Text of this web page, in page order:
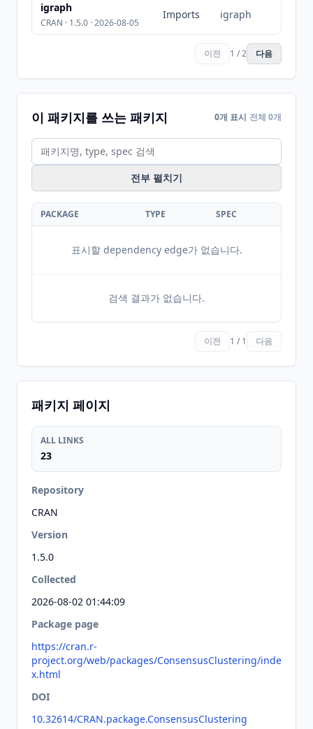
igraph
CRAN · 1.5.0 · 2026-08-05
Imports igraph
이전 1 / 2 다음
이 패키지를 쓰는 패키지 0개 표시 전체 0개
전부 펼치기
PACKAGE TYPE SPEC
표시할 dependency edge가 없습니다.
검색 결과가 없습니다.
이전 1 / 1 다음
패키지 페이지
ALL LINKS
23
Repository
CRAN
Version
1.5.0
Collected
2026-08-02 01:44:09
Package page
https://cran.r-
project.org/web/packages/ConsensusClustering/inde
x.html
DOI
10.32614/CRAN.package.ConsensusClustering